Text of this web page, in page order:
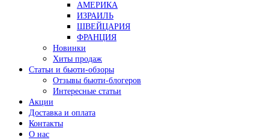
АМЕРИКА
ИЗРАИЛЬ
ШВЕЙЦАРИЯ
ФРАНЦИЯ
Новинки
Хиты продаж
Статьи и бьюти-обзоры
Отзывы бьюти-блогеров
Интересные статьи
Акции
Доставка и оплата
Контакты
О нас